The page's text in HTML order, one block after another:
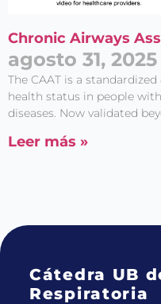
Chronic Airways
agosto 31, 2025
The CAAT is a
health status in people
diseases. Now validated
Leer más »
Cátedra UB
Respiratoria